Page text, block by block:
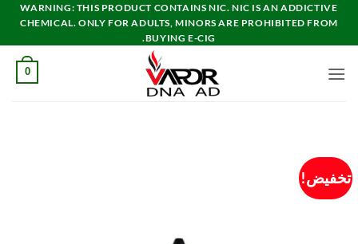
تخطي
للمحتوى
WARNING: THIS PRODUCT CONTAINS NIC. NIC IS AN ADDICTIVE
CHEMICAL. ONLY FOR ADULTS, MINORS ARE PROHIBITED FROM
BUYING E-CIG.
0
تخفيض!